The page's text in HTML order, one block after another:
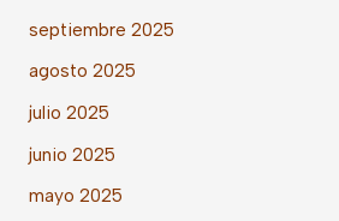
septiembre 2025
agosto 2025
julio 2025
junio 2025
mayo 2025